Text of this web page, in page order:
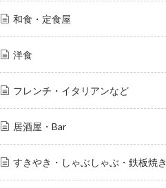
和食・定食屋
洋食
フレンチ・イタリアンなど
居酒屋・Bar
すきやき・しゃぶしゃぶ・鉄板焼き